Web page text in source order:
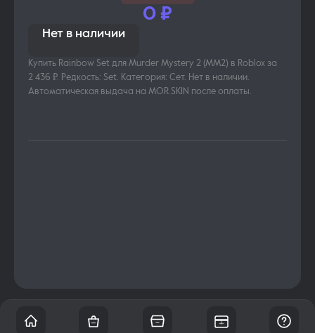
0 ₽
Нет в наличии
Купить Rainbow Set для Murder Mystery 2 (MM2) в Roblox за
2 436 ₽. Редкость: Set. Категория: Сет. Нет в наличии.
Автоматическая выдача на MOR.SKIN после оплаты.